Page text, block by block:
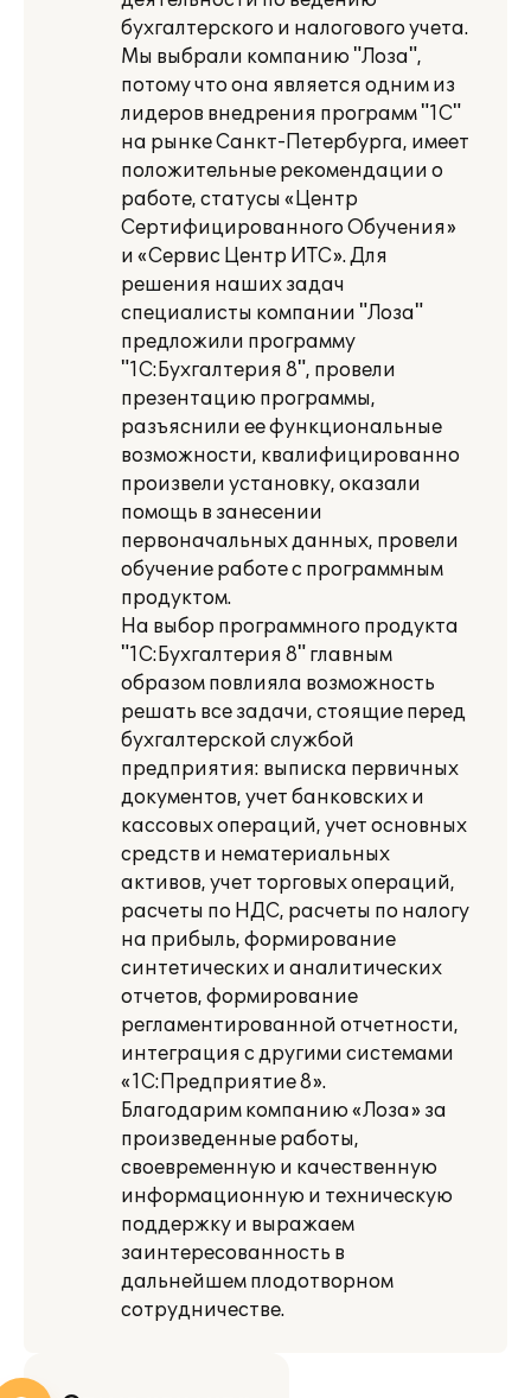
бухгалтерского и налогового учета.
Мы выбрали компанию "Лоза",
потому что она является одним из
лидеров внедрения программ "1С"
на рынке Санкт-Петербурга, имеет
положительные рекомендации о
работе, статусы «Центр
Сертифицированного Обучения»
и «Сервис Центр ИТС». Для
решения наших задач
специалисты компании "Лоза"
предложили программу
"1С:Бухгалтерия 8", провели
презентацию программы,
разъяснили ее функциональные
возможности, квалифицированно
произвели установку, оказали
помощь в занесении
первоначальных данных, провели
обучение работе с программным
продуктом.
На выбор программного продукта
"1С:Бухгалтерия 8" главным
образом повлияла возможность
решать все задачи, стоящие перед
бухгалтерской службой
предприятия: выписка первичных
документов, учет банковских и
кассовых операций, учет основных
средств и нематериальных
активов, учет торговых операций,
расчеты по НДС, расчеты по налогу
на прибыль, формирование
синтетических и аналитических
отчетов, формирование
регламентированной отчетности,
интеграция с другими системами
«1С:Предприятие 8».
Благодарим компанию «Лоза» за
произведенные работы,
своевременную и качественную
информационную и техническую
поддержку и выражаем
заинтересованность в
дальнейшем плодотворном
сотрудничестве.